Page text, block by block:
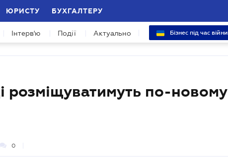
ЮРИСТУ БУХГАЛТЕРУ
Інтерв'ю Події Актуально Бізнес під час війни
розміщуватимуть по-новому
0